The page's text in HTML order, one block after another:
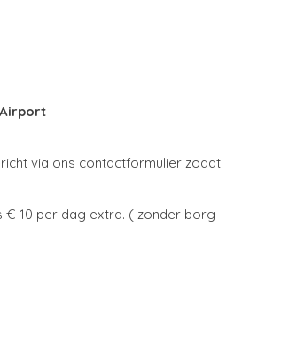
via ons contactformulier zodat
10 per dag extra. ( zonder borg